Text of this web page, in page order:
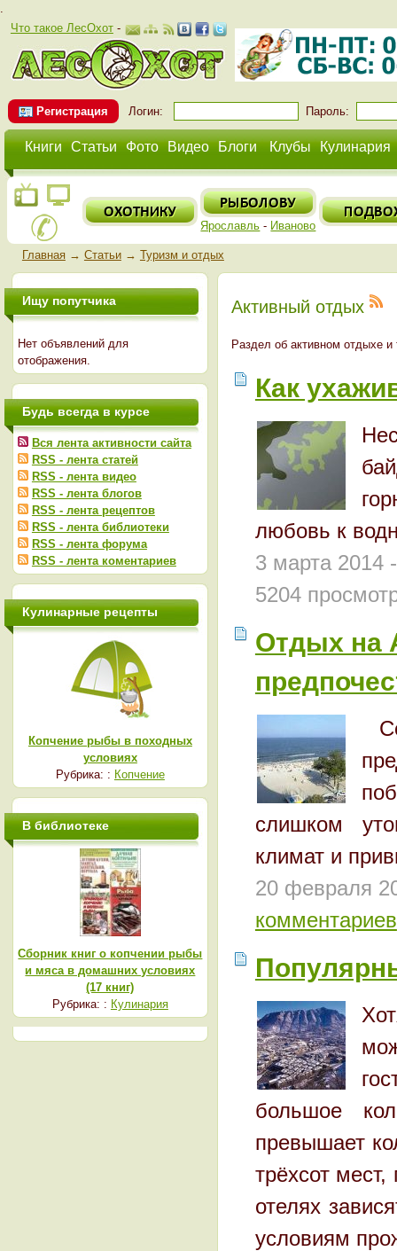
.
Что такое ЛесОхот-
Регистрация Логин: Пароль:
Книги Статьи Фото Видео Блоги Клубы Кулинария
Ярославль - Иваново
Главная→ Статьи→ Туризм и отдых
Активный отдых
Раздел об активном отдыхе и
Как
любовь к
3 марта 2014
5204
Отдых на
слишком
климат и
20 февраля
комментариев
большое
превышает
трёхсот
отелях
условиям
Ищу попутчика
Нет объявлений для
отображения.
Будь всегда в курсе
Вся лента активности сайта
RSS - лента статей
RSS - лента видео
RSS - лента блогов
RSS - лента рецептов
RSS - лента библиотеки
RSS - лента форума
RSS - лента коментариев
Кулинарные рецепты
Копчение рыбы в походных
условиях
Рубрика: : Копчение
В библиотеке
Сборник книг о копчении рыбы
и мяса в домашних условиях
(17 книг)
Рубрика: : Кулинария